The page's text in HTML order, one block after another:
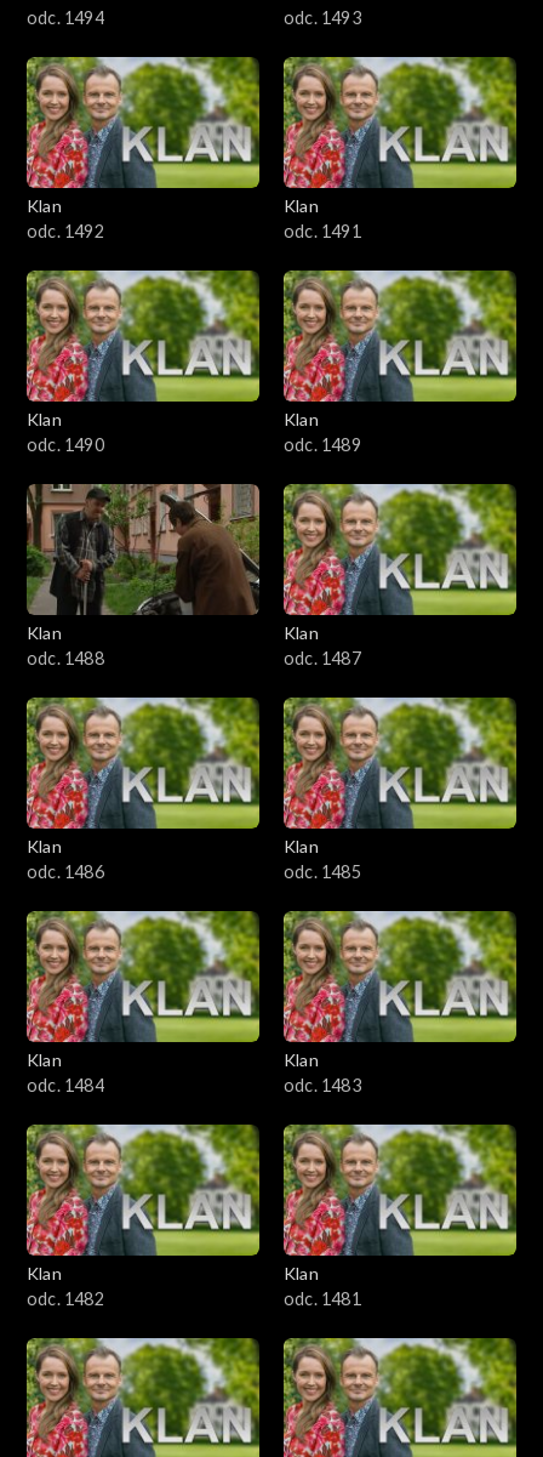
3201–3300
3101–3200
3001–3100
2901–3000
2801–2900
2701–2800
2501–2600
2401–2500
2301–2400
2201–2300
2101–2200
2001–2100
1901–2000
1801–1900
1701–1800
1601–1700
1501–1600
1401–1500
1301–1400
1201–1300
1101–1200
1001–1100
odc. 1494
odc. 1493
Klan
odc. 1492
Klan
odc. 1491
Klan
odc. 1490
Klan
odc. 1489
Klan
odc. 1488
Klan
odc. 1487
Klan
odc. 1486
Klan
odc. 1485
Klan
odc. 1484
Klan
odc. 1483
Klan
odc. 1482
Klan
odc. 1481